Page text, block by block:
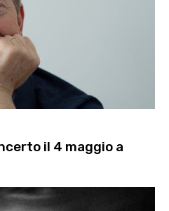
il 4 maggio a